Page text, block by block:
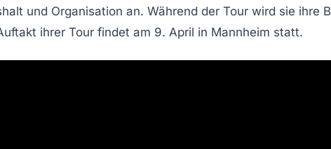
und Organisation an. Während der Tour wird sie ihre
ihrer Tour findet am 9. April in Mannheim statt.